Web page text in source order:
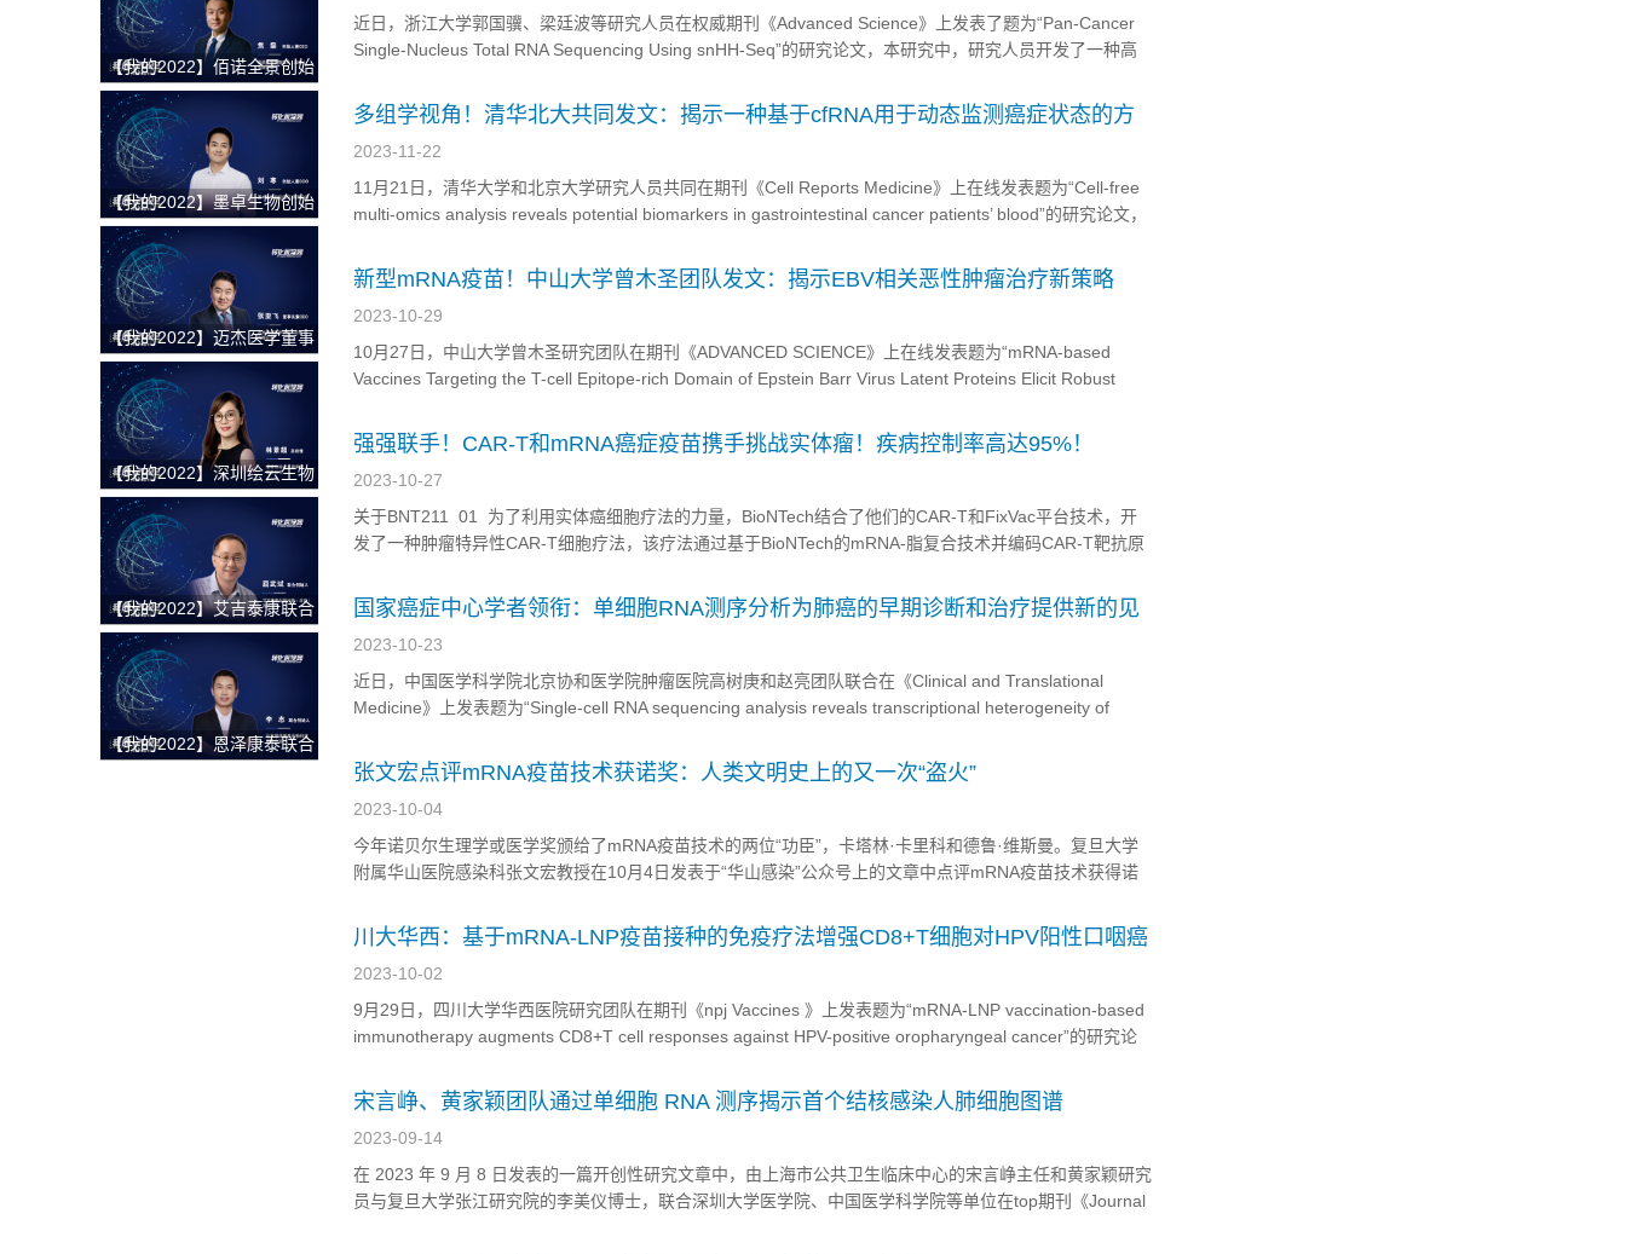
在精准医疗领域的临床落地
【我的2022】佰诺全景创始
人焦磊：降低使用成本和难
度，推动全景病理技术在中
国的临床转化落地
【我的2022】墨卓生物创始
人兼COO刘寒：日日精进，
久久为功，把一个好的单细
胞中国解决方案带给客户
【我的2022】迈杰医学董事
长兼首席执行官张亚飞：数
智化赋能商业模式转型，为
客户提供更优质的伴随诊断
整体解决方案
【我的2022】深圳绘云生物
总经理林景超：专注慢病早
筛类临床质谱检测产品，从
临床痛点出发，为临床医学
检验解决更多难题
【我的2022】艾吉泰康联合
创始人屈武斌：对技术精雕
细琢，以客户应用场景为核
心，用特色服务提供基因捕
获整体解决方案
【我的2022】恩泽康泰联合
近日，浙江大学郭国骥、梁廷波等研究人员在权威期刊《Advanced Science》上发表了题为“Pan-Cancer
Single-Nucleus Total RNA Sequencing Using snHH-Seq”的研究论文，本研究中，研究人员开发了一种高
方法允许从临床冷冻样品中检测单...
多组学视角！清华北大共同发文：揭示一种基于cfRNA用于动态监测癌症状态的方
法
2023-11-22
11月21日，清华大学和北京大学研究人员共同在期刊《Cell Reports Medicine》上在线发表题为“Cell-free
multi-omics analysis reveals potential biomarkers in gastrointestinal cancer patients’ blood”的研究论文，
新型mRNA疫苗！中山大学曾木圣团队发文：揭示EBV相关恶性肿瘤治疗新策略
2023-10-29
10月27日，中山大学曾木圣研究团队在期刊《ADVANCED SCIENCE》上在线发表题为“mRNA-based
Vaccines Targeting the T-cell Epitope-rich Domain of Epstein Barr Virus Latent Proteins Elicit Robust
强强联手！CAR-T和mRNA癌症疫苗携手挑战实体瘤！疾病控制率高达95%！
2023-10-27
关于BNT211 01 为了利用实体癌细胞疗法的力量，BioNTech结合了他们的CAR-T和FixVac平台技术，开
发了一种肿瘤特异性CAR-T细胞疗法，该疗法通过基于BioNTech的mRNA-脂复合技术并编码CAR-T靶抗原
能。B...
国家癌症中心学者领衔：单细胞RNA测序分析为肺癌的早期诊断和治疗提供新的见
解
2023-10-23
近日，中国医学科学院北京协和医学院肿瘤医院高树庚和赵亮团队联合在《Clinical and Translational
Medicine》上发表题为“Single-cell RNA sequencing analysis reveals transcriptional heterogeneity of
张文宏点评mRNA疫苗技术获诺奖：人类文明史上的又一次“盗火”
2023-10-04
今年诺贝尔生理学或医学奖颁给了mRNA疫苗技术的两位“功臣”，卡塔林·卡里科和德鲁·维斯曼。复旦大学
附属华山医院感染科张文宏教授在10月4日发表于“华山感染”公众号上的文章中点评mRNA疫苗技术获得诺
变。 张文宏称，人类识别外来病原体的核酸并诱导强烈的炎症反应，通过炎症反应消除...
川大华西：基于mRNA-LNP疫苗接种的免疫疗法增强CD8+T细胞对HPV阳性口咽癌
的反应
2023-10-02
9月29日，四川大学华西医院研究团队在期刊《npj Vaccines 》上发表题为“mRNA-LNP vaccination-based
immunotherapy augments CD8+T cell responses against HPV-positive oropharyngeal cancer”的研究论
宋言峥、黄家颖团队通过单细胞 RNA 测序揭示首个结核感染人肺细胞图谱
2023-09-14
在 2023 年 9 月 8 日发表的一篇开创性研究文章中，由上海市公共卫生临床中心的宋言峥主任和黄家颖研究
员与复旦大学张江研究院的李美仪博士，联合深圳大学医学院、中国医学科学院等单位在top期刊《Journal